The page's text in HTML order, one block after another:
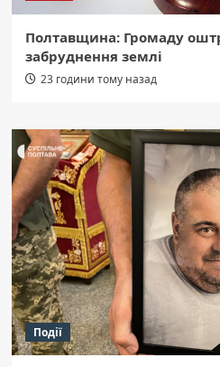
Полтавщина: Громаду
забруднення землі
23 години тому назад
Події